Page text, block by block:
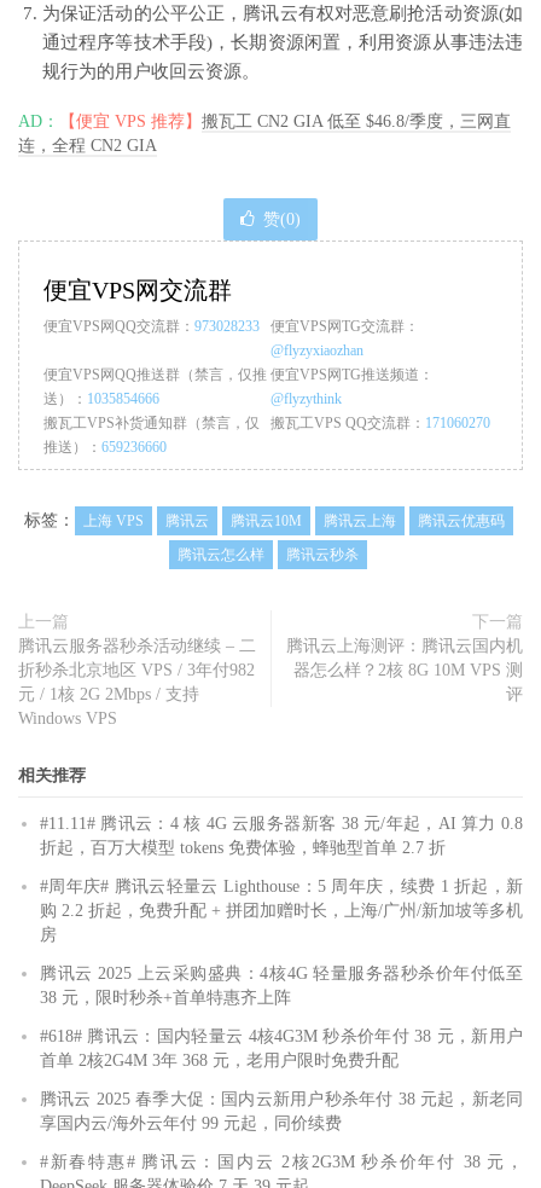
为保证活动的公平公正，腾讯云有权对恶意刷抢活动资源(如
通过程序等技术手段)，长期资源闲置，利用资源从事违法违
规行为的用户收回云资源。
AD： 【便宜 VPS 推荐】 搬瓦工 CN2 GIA 低至 $46.8/季度，三网直
连，全程 CN2 GIA
赞(0)
便宜VPS网交流群
便宜VPS网QQ交流群： 973028233
便宜VPS网TG交流群：
@flyzyxiaozhan
便宜VPS网QQ推送群（禁言，仅推
送）： 1035854666
便宜VPS网TG推送频道：
@flyzythink
搬瓦工VPS补货通知群（禁言，仅
推送）： 659236660
搬瓦工VPS QQ交流群： 171060270
标签： 上海 VPS 腾讯云 腾讯云10M 腾讯云上海
腾讯云优惠码
腾讯云怎么样
腾讯云秒杀
上一篇
腾讯云服务器秒杀活动继续 – 二
折秒杀北京地区 VPS / 3年付982
元 / 1核 2G 2Mbps / 支持
Windows VPS
下一篇
腾讯云上海测评：腾讯云国内机
器怎么样？2核 8G 10M VPS 测
评
相关推荐
#11.11# 腾讯云：4 核 4G 云服务器新客 38 元/年起，AI 算力 0.8
折起，百万大模型 tokens 免费体验，蜂驰型首单 2.7 折
#周年庆# 腾讯云轻量云 Lighthouse：5 周年庆，续费 1 折起，新
购 2.2 折起，免费升配 + 拼团加赠时长，上海/广州/新加坡等多机
房
腾讯云 2025 上云采购盛典：4核4G 轻量服务器秒杀价年付低至
38 元，限时秒杀+首单特惠齐上阵
#618# 腾讯云：国内轻量云 4核4G3M 秒杀价年付 38 元，新用户
首单 2核2G4M 3年 368 元，老用户限时免费升配
腾讯云 2025 春季大促：国内云新用户秒杀年付 38 元起，新老同
享国内云/海外云年付 99 元起，同价续费
#新春特惠# 腾讯云：国内云 2核2G3M 秒杀价年付 38 元，